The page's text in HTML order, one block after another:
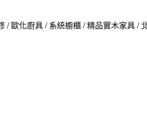
歐化廚具 / 系統櫥櫃 / 精品實木家具 /